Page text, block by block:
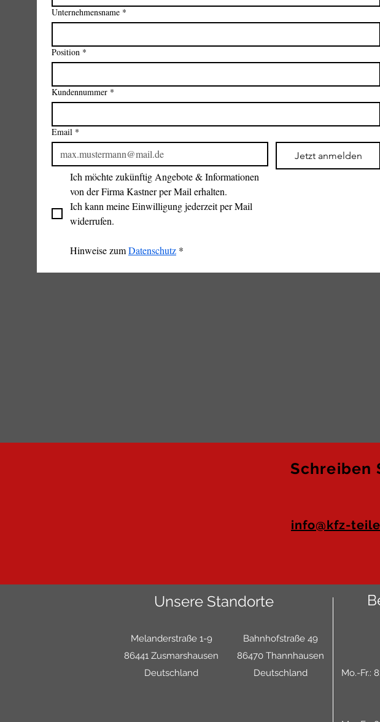
Unternehmensname *
Position *
Kundennummer *
Email *
Jetzt anmelden
Ich möchte zukünftig Angebote & Informationen
von der Firma Kastner per Mail erhalten.
Ich kann meine Einwilligung jederzeit per Mail
widerrufen.
Hinweise zum Datenschutz *
Schreiben
info@kfz-
Unsere Standorte
Melanderstraße 1-9
86441 Zusmarshausen
Deutschland
Bahnhofstraße 49
86470 Thannhausen
Deutschland
Mo.-Fr.: